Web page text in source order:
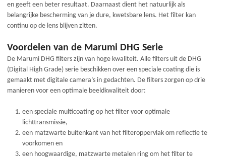
en geeft een beter resultaat. Daarnaast dient het natuurlijk als
belangrijke bescherming van je dure, kwetsbare lens. Het filter kan
continu op de lens blijven zitten.
Voordelen van de Marumi DHG Serie
De Marumi DHG filters zijn van hoge kwaliteit. Alle filters uit de DHG
(Digital High Grade) serie beschikken over een speciale coating die is
gemaakt met digitale camera’s in gedachten. De filters zorgen op drie
manieren voor een optimale beeldkwaliteit door:
een speciale multicoating op het filter voor optimale
lichttransmissie,
een matzwarte buitenkant van het filteroppervlak om reflectie te
voorkomen en
een hoogwaardige, matzwarte metalen ring om het filter te